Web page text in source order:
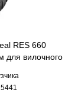
RES 660
для вилочного